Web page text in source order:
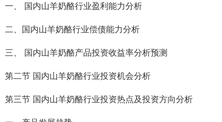
一、 国内山羊奶酪行业盈利能力分析
二、国内山羊奶酪行业偿债能力分析
三、 国内山羊奶酪产品投资收益率分析预测
第二节 国内山羊奶酪行业投资机会分析
第三节 国内山羊奶酪行业投资热点及投资方向分析